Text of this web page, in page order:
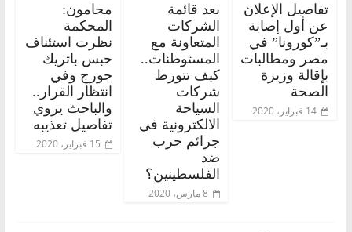
تفاصيل الإعلان
عن أول إصابة
بـ”كورونا” في
مصر ومطالبات
بإقالة وزيرة
الصحة
14 فبراير، 2020
بعد قائمة
الشركات
المتعاونة مع
المستوطنات..
كيف تتورط
شركات
السياحة
الالكترونية في
جرائم حرب
ضد
الفلسطينين؟
8 مارس، 2020
محامون:
المحكمة
نظرت استئناف
حبس باتريك
جورج وفي
انتظار القرار..
والباحث يروي
تفاصيل تعذيبه
15 فبراير، 2020